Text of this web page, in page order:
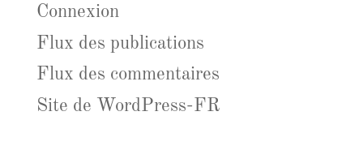
Connexion
Flux des publications
Flux des commentaires
Site de WordPress-FR